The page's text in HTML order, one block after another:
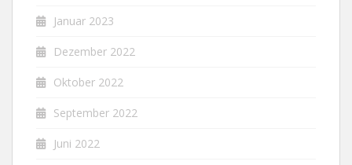
Januar 2023
Dezember 2022
Oktober 2022
September 2022
Juni 2022